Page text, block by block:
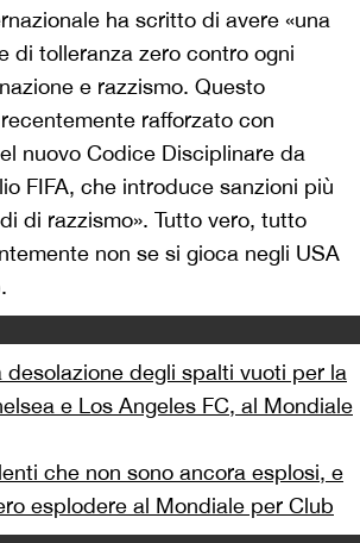
ha scritto di avere «una
di tolleranza zero contro ogni
e razzismo. Questo
rafforzato con
nuovo Codice Disciplinare da
FIFA, che introduce sanzioni più
di razzismo». Tutto vero, tutto
non se si gioca negli USA
desolazione degli spalti vuoti per la
e Los Angeles FC, al Mondiale
che non sono ancora esplosi, e
esplodere al Mondiale per Club